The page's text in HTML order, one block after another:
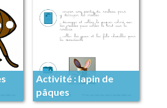
Activité : lapin de
pâques